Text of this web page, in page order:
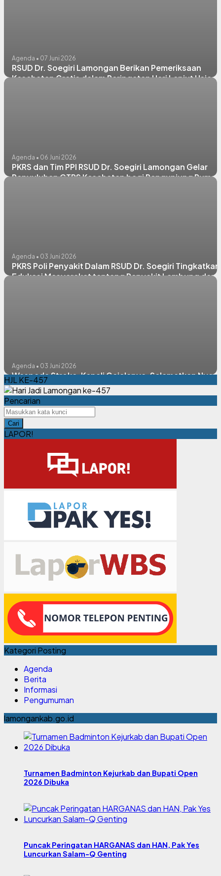
Agenda • 07 Juni 2026
RSUD Dr. Soegiri Lamongan Berikan Pemeriksaan
Kesehatan Gratis dalam Peringatan Hari Lanjut Usia
Agenda • 06 Juni 2026
PKRS dan Tim PPI RSUD Dr. Soegiri Lamongan Gelar
Penyuluhan CTPS Kesehatan bagi Pengunjung Rumah
Agenda • 03 Juni 2026
PKRS Poli Penyakit Dalam RSUD Dr. Soegiri Tingkatkan
Edukasi Masyarakat tentang Penyakit Lambung dan
Agenda • 03 Juni 2026
Waspada Stroke, Kenali Gejalanya, Selamatkan
HJL KE-457
Pencarian
Cari
LAPOR!
Kategori Posting
Agenda
Berita
Informasi
Pengumuman
lamongankab.go.id
Turnamen Badminton Kejurkab dan Bupati Open
2026 Dibuka
Puncak Peringatan HARGANAS dan HAN, Pak Yes
Luncurkan Salam-Q Genting